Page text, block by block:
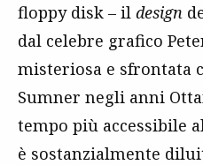
floppy disk – il design
dal celebre grafico
misteriosa e sfrontata
Sumner negli anni
tempo più accessibile
è sostanzialmente